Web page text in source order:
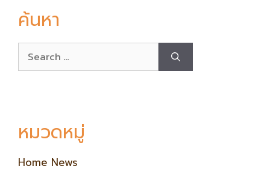
ค้นหา
หมวดหมู่
Home News